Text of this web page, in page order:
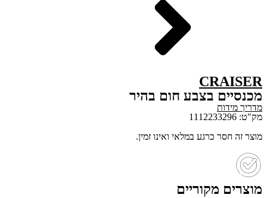
CRAISER
מכנסיים בצבע חום בהיר
מדריך מידות
מק"ט: 1112233296
מוצר זה חסר כרגע במלאי ואינו זמין.
מוצרים מקוריים